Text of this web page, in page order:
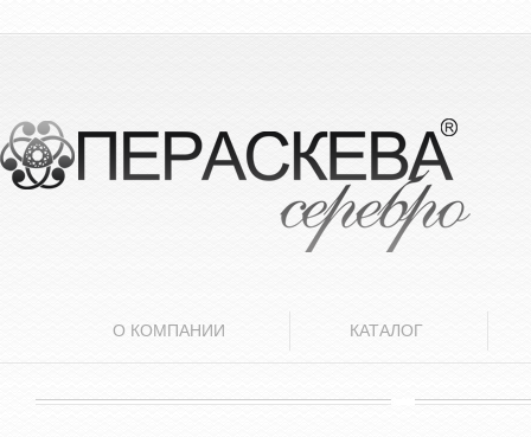
О КОМПАНИИ КАТАЛОГ